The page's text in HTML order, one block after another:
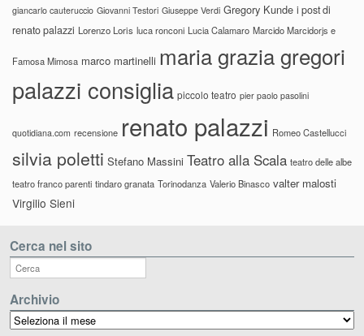
giancarlo cauteruccio Giovanni Testori Giuseppe Verdi Gregory Kunde i post di
renato palazzi Lorenzo Loris luca ronconi Lucia Calamaro Marcido Marcidorjs e
Famosa Mimosa marco martinelli maria grazia gregori
palazzi consiglia piccolo teatro pier paolo pasolini
quotidiana.com recensione renato palazzi Romeo Castellucci
silvia poletti Stefano Massini Teatro alla Scala teatro delle albe
teatro franco parenti tindaro granata Torinodanza Valerio Binasco valter malosti
Virgilio Sieni
Cerca nel sito
Archivio
Archivio